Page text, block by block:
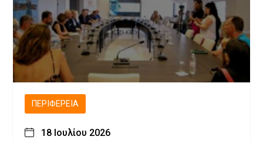
ΠΕΡΙΦΈΡΕΙΑ
18 Ιουλίου 2026